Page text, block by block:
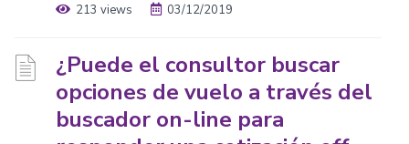
213 views 03/12/2019
¿Puede el consultor buscar
opciones de vuelo a través del
buscador on-line para